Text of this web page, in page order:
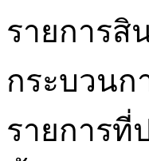
รายการ
กระบวนก
รายการที่